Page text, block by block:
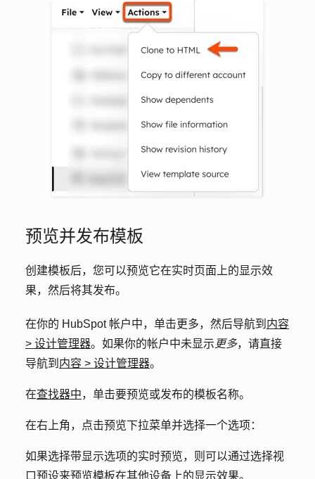
预览并发布模板
创建模板后，您可以预览它在实时页面上的显示效
果，然后将其发布。
在你的 HubSpot 帐户中，单击更多，然后导航到 内容
> 设计管理器。如果你的帐户中未显示 更多，请直接
导航到 内容 > 设计管理器。
在查找器中，单击要预览或发布的模板名称。
在右上角，点击预览下拉菜单并选择一个选项 ：
如果选择带显示选项的实时预览，则可以通过选择视
口预设来预览模板在其他设备上的显示效果。